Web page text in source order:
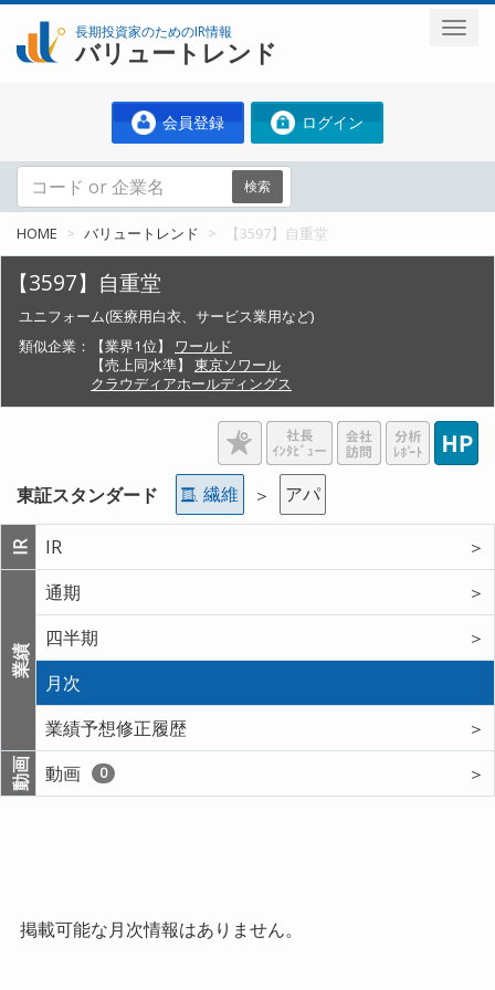
長期投資家のためのIR情報
バリュートレンド
会員登録 ログイン
検索
HOME バリュートレンド 【3597】自重堂
【3597】自重堂
ユニフォーム(医療用白衣、サービス業用など)
類似企業：
【業界1位】
ワールド
【売上同水準】
東京ソワール
クラウディアホールディングス
東証スタンダード 繊維 ＞ アパ
IR IR ＞
業績
通期
＞
四半期
＞
月次
業績予想修正履歴
＞
動画 動画 0 ＞
掲載可能な月次情報はありません。